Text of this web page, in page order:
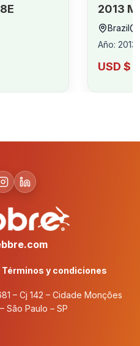
2013
Brazil
Año: 2013
USD $
Términos y condiciones
– Cj 142 – Cidade Monções
São Paulo – SP